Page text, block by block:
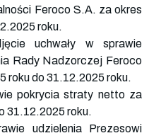
Feroco S.A. za okres
roku.
uchwały w sprawie
Rady Nadzorczej Feroco
roku do 31.12.2025 roku.
pokrycia straty netto za
31.12.2025 roku.
udzielenia Prezesowi